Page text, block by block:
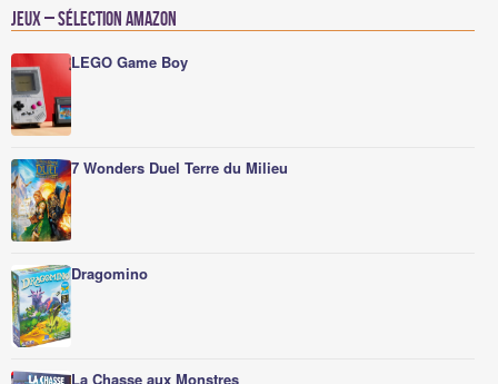
Jeux – Sélection Amazon
LEGO Game Boy
7 Wonders Duel Terre du Milieu
Dragomino
La Chasse aux Monstres